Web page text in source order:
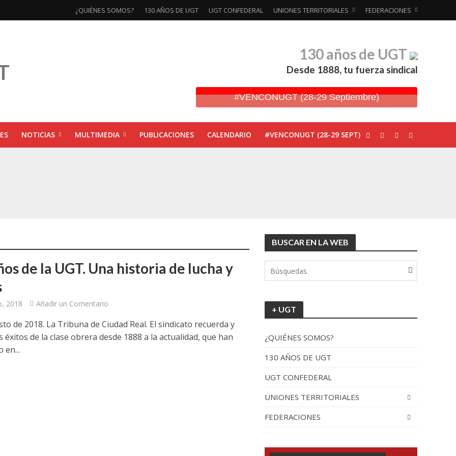
¿QUIÉNES SOMOS? 130 AÑOS DE UGT UGT CONFEDERAL UNIONES TERRITORIALES FEDERACIONES
130 años de UGT
Desde 1888, tu fuerza sindical
#VENCONUGT (28-29 Septiembre)
NOTICIAS MULTIMEDIA PUBLICACIONES CALENDARIO #VENCONUGT (28-29 SEPT)
jornada cómo crear oportunidades para la juventud en Cantabria
las jornadas “Impactos económicos en Andalucía: la globalización cuestionada”.
‘130 aniversario’ en Las Palmas de Gran Canaria
‘130 Años de Luchas y Conquistas’
asesinado por Franco por sus editoriales de prensa
Sevilla acogerá la exposición 130 aniversario con la que UGT comenzó su recorrido por España
de la UGT. Una historia de lucha y
2018 Añadir un Comentario
de 2018. La Tribuna de Ciudad Real. El sindicato recuerda y
éxitos de la clase obrera desde 1888 a la actualidad, que han
en...
BUSCAR EN LA WEB
+ UGT
¿QUIÉNES SOMOS?
130 AÑOS DE UGT
UGT CONFEDERAL
UNIONES TERRITORIALES
FEDERACIONES